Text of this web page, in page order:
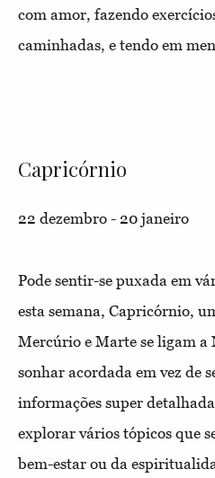
com amor, fazendo
caminhadas, e tendo em
Capricórnio
22 dezembro - 20 janeiro
Pode sentir-se puxada em
esta semana, Capricórnio,
Mercúrio e Marte se ligam a
sonhar acordada em vez de
informações super
explorar vários tópicos que
bem-estar ou da